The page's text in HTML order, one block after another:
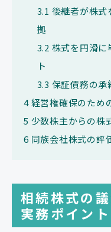
3.1 後継者が株式
拠
3.2 株式を円滑に
ト
3.3 保証債務の承
4経営権確保のため
5 少数株主からの株
6 同族会社株式の評
相続株式の
実務ポイント